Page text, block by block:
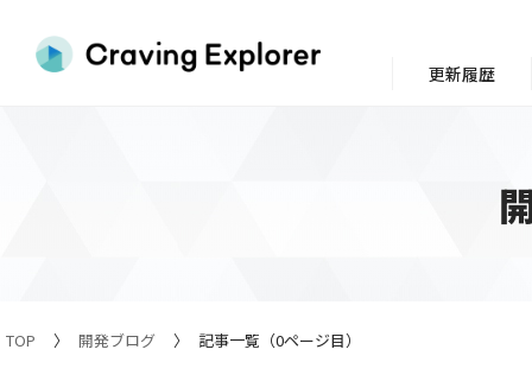
TOP 開発ブログ 記事一覧（0ページ目）
更新履歴